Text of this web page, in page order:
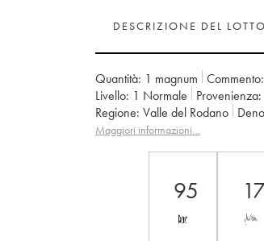
DESCRIZIONE DEL LOTTO
Quantità: 1 magnum Commento:
Livello: 1 Normale Provenienza:
Regione:
Valle del Rodano
Proprietario:
Charvin (Domaine)
Maggiori informazioni…
95